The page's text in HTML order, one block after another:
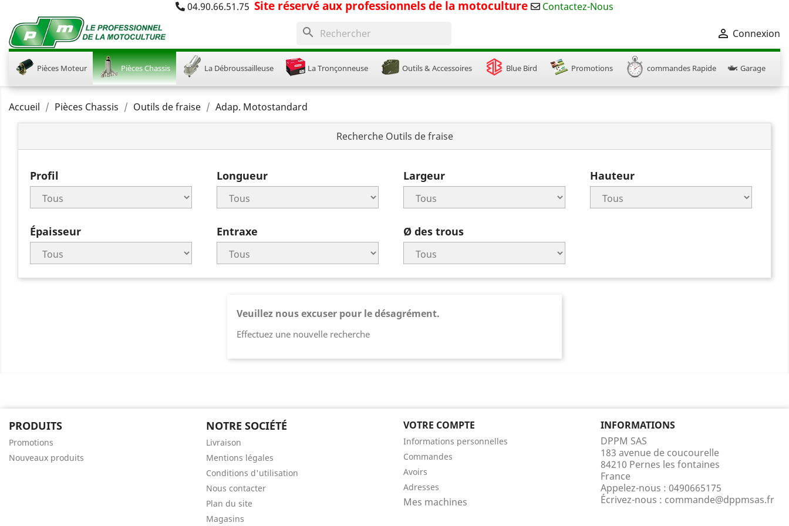
04.90.66.51.75 Site réservé aux professionnels de la motoculture Contactez-Nous
search  Connexion
Pièces Moteur Pièces Chassis La Débroussailleuse La Tronçonneuse Outils & Accessoires Blue Bird Promotions commandes Rapide Garage
Accueil Pièces Chassis Outils de fraise Adap. Motostandard
Recherche Outils de fraise
Profil Longueur Largeur Hauteur
Épaisseur Entraxe Ø des trous
Veuillez nous excuser pour le désagrément.
Effectuez une nouvelle recherche
PRODUITS
Promotions
Nouveaux produits
NOTRE SOCIÉTÉ
Livraison
Mentions légales
Conditions d'utilisation
Nous contacter
Plan du site
Magasins
VOTRE COMPTE
Informations personnelles
Commandes
Avoirs
Adresses
Mes machines
INFORMATIONS
DPPM SAS
183 avenue de coucourelle
84210 Pernes les fontaines
France
Appelez-nous : 0490665175
Écrivez-nous : commande@dppmsas.fr
Connexion ×